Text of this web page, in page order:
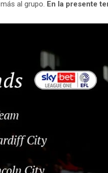
al grupo. En la presente